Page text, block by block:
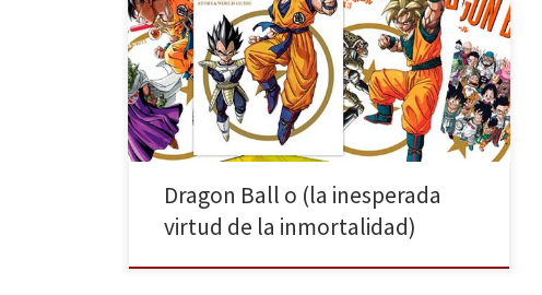
cualquiera que oiga el inicio de esta pegadiza
canción, ya sea grande o pequeño, friki o no, adivina
a qué serie pertenece. Y es que Dragon Ball caló
hondo en nuestro país, al igual que en el resto del
mundo. A […]
Dragon Ball o (la inesperada
virtud de la inmortalidad)